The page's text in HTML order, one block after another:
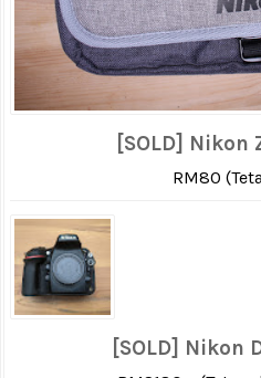
[SOLD] Nikon
RM80
[SOLD] Nikon